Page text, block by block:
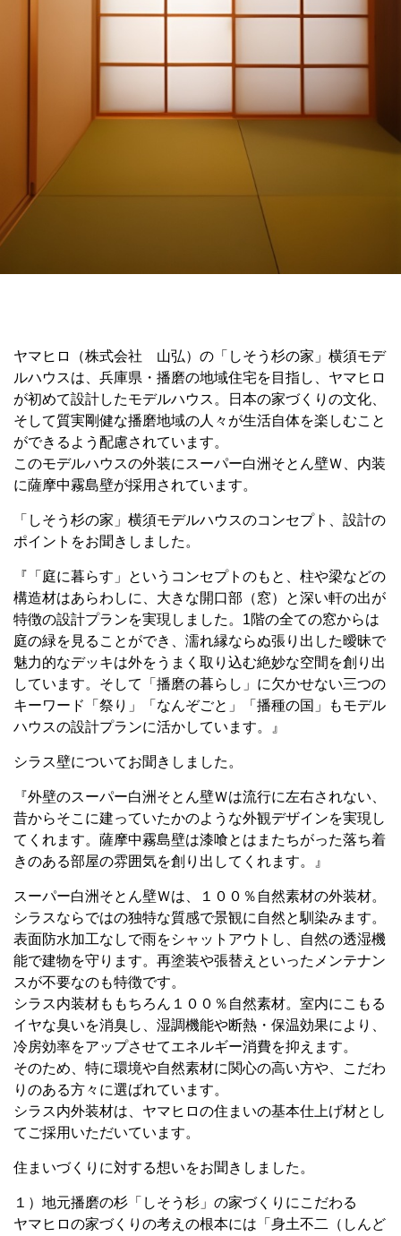
ヤマヒロ（株式会社 山弘）の「しそう杉の家」横須モデ
ルハウスは、兵庫県・播磨の地域住宅を目指し、ヤマヒロ
が初めて設計したモデルハウス。日本の家づくりの文化、
そして質実剛健な播磨地域の人々が生活自体を楽しむこと
ができるよう配慮されています。
このモデルハウスの外装にスーパー白洲そとん壁Ｗ、内装
に薩摩中霧島壁が採用されています。
「しそう杉の家」横須モデルハウスのコンセプト、設計の
ポイントをお聞きしました。
『「庭に暮らす」というコンセプトのもと、柱や梁などの
構造材はあらわしに、大きな開口部（窓）と深い軒の出が
特徴の設計プランを実現しました。1階の全ての窓からは
庭の緑を見ることができ、濡れ縁ならぬ張り出した曖昧で
魅力的なデッキは外をうまく取り込む絶妙な空間を創り出
しています。そして「播磨の暮らし」に欠かせない三つの
キーワード「祭り」「なんぞごと」「播種の国」もモデル
ハウスの設計プランに活かしています。』
シラス壁についてお聞きしました。
『外壁のスーパー白洲そとん壁Ｗは流行に左右されない、
昔からそこに建っていたかのような外観デザインを実現し
てくれます。薩摩中霧島壁は漆喰とはまたちがった落ち着
きのある部屋の雰囲気を創り出してくれます。』
スーパー白洲そとん壁Ｗは、１００％自然素材の外装材。
シラスならではの独特な質感で景観に自然と馴染みます。
表面防水加工なしで雨をシャットアウトし、自然の透湿機
能で建物を守ります。再塗装や張替えといったメンテナン
スが不要なのも特徴です。
シラス内装材ももちろん１００％自然素材。室内にこもる
イヤな臭いを消臭し、湿調機能や断熱・保温効果により、
冷房効率をアップさせてエネルギー消費を抑えます。
そのため、特に環境や自然素材に関心の高い方や、こだわ
りのある方々に選ばれています。
シラス内外装材は、ヤマヒロの住まいの基本仕上げ材とし
てご採用いただいています。
住まいづくりに対する想いをお聞きしました。
１）地元播磨の杉「しそう杉」の家づくりにこだわる
ヤマヒロの家づくりの考えの根本には「身土不二（しんど